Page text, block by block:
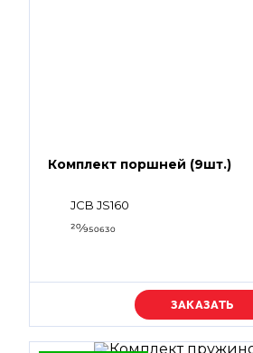
Комплект поршней (9шт.)
JCB JS160
20⁄950630
Уточняйте цену